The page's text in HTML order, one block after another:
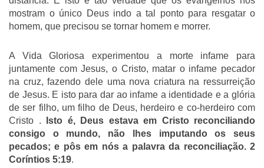
mostram o único Deus indo a tal ponto para resgatar o
homem, que precisou se tornar homem e morrer.
A Vida Gloriosa experimentou a morte infame para
juntamente com Jesus, o Cristo, matar o infame pecador
na cruz, fazendo dele uma nova criatura na ressurreição
de Jesus. E isto para dar ao infame a identidade e a glória
de ser filho, um filho de Deus, herdeiro e co-herdeiro com
Cristo .
Isto é, Deus estava em Cristo reconciliando
consigo o mundo, não lhes imputando os seus
pecados; e pôs em nós a palavra da reconciliação. 2
Coríntios 5:19.